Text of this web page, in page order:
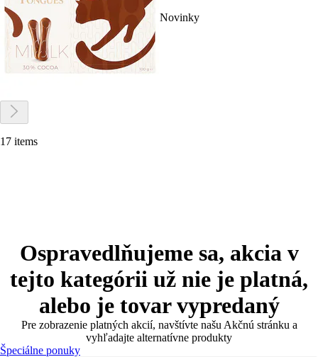
Novinky
17 items
Ospravedlňujeme sa, akcia v
tejto kategórii už nie je platná,
alebo je tovar vypredaný
Pre zobrazenie platných akcií, navštívte našu Akčnú stránku a
vyhľadajte alternatívne produkty
Špeciálne ponuky